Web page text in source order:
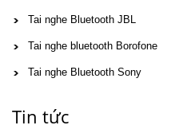
Tai nghe Bluetooth JBL
Tai nghe bluetooth Borofone
Tai nghe Bluetooth Sony
Tin tức